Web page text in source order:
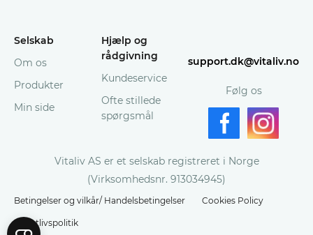
Selskab
Om os
Produkter
Min side
Hjælp og
rådgivning
Kundeservice
Ofte stillede
spørgsmål
support.dk@vitaliv.no
Følg os
Vitaliv AS er et selskab registreret i Norge
(Virksomhedsnr. 913034945)
Betingelser og vilkår/ Handelsbetingelser Cookies Policy
Privatlivspolitik